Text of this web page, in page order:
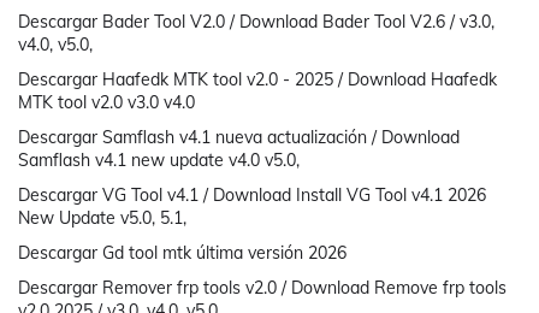
Descargar Bader Tool V2.0 / Download Bader Tool V2.6 / v3.0,
v4.0, v5.0,
Descargar Haafedk MTK tool v2.0 - 2025 / Download Haafedk
MTK tool v2.0 v3.0 v4.0
Descargar Samflash v4.1 nueva actualización / Download
Samflash v4.1 new update v4.0 v5.0,
Descargar VG Tool v4.1 / Download Install VG Tool v4.1 2026
New Update v5.0, 5.1,
Descargar Gd tool mtk última versión 2026
Descargar Remover frp tools v2.0 / Download Remove frp tools